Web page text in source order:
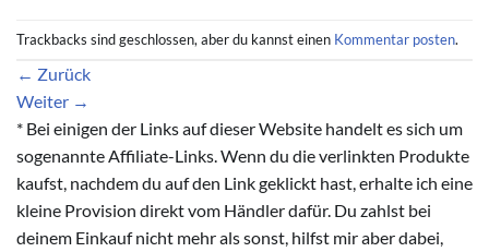
Trackbacks sind geschlossen, aber du kannst einen Kommentar posten.
← Zurück
Weiter →
* Bei einigen der Links auf dieser Website handelt es sich um
sogenannte Affiliate-Links. Wenn du die verlinkten Produkte
kaufst, nachdem du auf den Link geklickt hast, erhalte ich eine
kleine Provision direkt vom Händler dafür. Du zahlst bei
deinem Einkauf nicht mehr als sonst, hilfst mir aber dabei,